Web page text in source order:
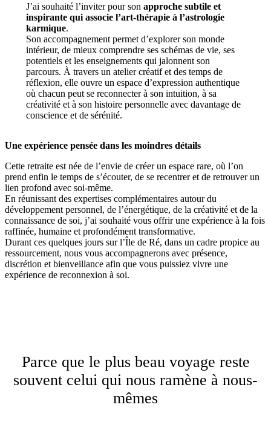
J’ai souhaité l’inviter pour son approche subtile et
inspirante qui associe l’art-thérapie à l’astrologie
karmique.
Son accompagnement permet d’explorer son monde
intérieur, de mieux comprendre ses schémas de vie, ses
potentiels et les enseignements qui jalonnent son
parcours. À travers un atelier créatif et des temps de
réflexion, elle ouvre un espace d’expression authentique
où chacun peut se reconnecter à son intuition, à sa
créativité et à son histoire personnelle avec davantage de
conscience et de sérénité.
Une expérience pensée dans les moindres détails
Cette retraite est née de l’envie de créer un espace rare, où l’on
prend enfin le temps de s’écouter, de se recentrer et de retrouver un
lien profond avec soi-même.
En réunissant des expertises complémentaires autour du
développement personnel, de l’énergétique, de la créativité et de la
connaissance de soi, j’ai souhaité vous offrir une expérience à la fois
raffinée, humaine et profondément transformative.
Durant ces quelques jours sur l’Île de Ré, dans un cadre propice au
ressourcement, nous vous accompagnerons avec présence,
discrétion et bienveillance afin que vous puissiez vivre une
expérience de reconnexion à soi.
Parce que le plus beau voyage reste
souvent celui qui nous ramène à nous-
mêmes